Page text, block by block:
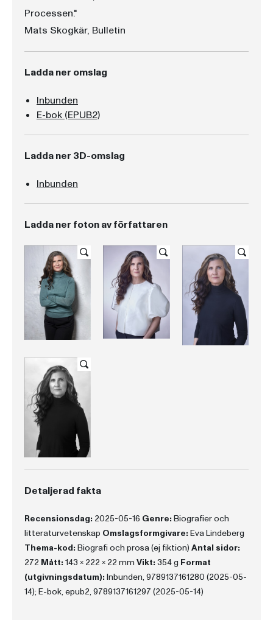
Processen."
Mats Skogkär, Bulletin
Ladda ner omslag
Inbunden
E-bok (EPUB2)
Ladda ner 3D-omslag
Inbunden
Ladda ner foton av författaren
Detaljerad fakta
Recensionsdag: 2025-05-16 Genre: Biografier och
litteraturvetenskap Omslagsformgivare: Eva Lindeberg
Thema-kod: Biografi och prosa (ej fiktion) Antal sidor:
272 Mått: 143 x 222 x 22 mm Vikt: 354 g Format
(utgivningsdatum): Inbunden, 9789137161280 (2025-05-
14); E-bok, epub2, 9789137161297 (2025-05-14)